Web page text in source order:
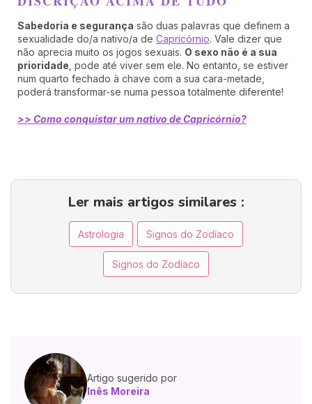
Sabedoria e segurança são duas palavras que definem a
sexualidade do/a nativo/a de Capricórnio. Vale dizer que
não aprecia muito os jogos sexuais. O sexo não é a sua
prioridade , pode até viver sem ele. No entanto, se estiver
num quarto fechado à chave com a sua cara-metade,
poderá transformar-se numa pessoa totalmente diferente!
>> Como conquistar um nativo de Capricórnio?
Ler mais artigos similares :
Astrologia Signos do Zodíaco
Signos do Zodíaco
Artigo sugerido por
Inês Moreira